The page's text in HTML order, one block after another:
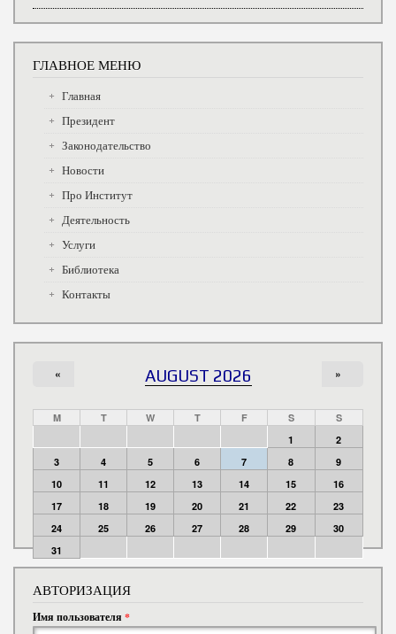
ГЛАВНОЕ МЕНЮ
Главная
Президент
Законодательство
Новости
Про Институт
Деятельность
Услуги
Библиотека
Контакты
AUGUST 2026
« »
M T W T F S
S
1
2
3
4 5 6 7 8
9
10
11 12 13 14 15
16
17
18 19 20 21 22
23
24
25 26 27 28 29
30
31
АВТОРИЗАЦИЯ
Имя пользователя *